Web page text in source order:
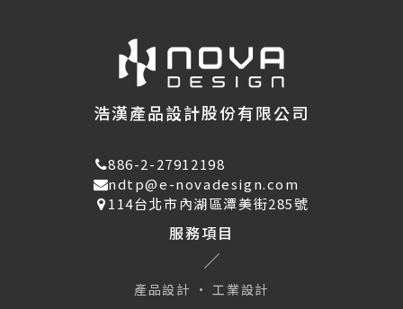
浩漢產品設計股份有限公司
886-2-27912198
ndtp@e-novadesign.com
114台北市內湖區潭美街285號
服務項目
產品設計 · 工業設計